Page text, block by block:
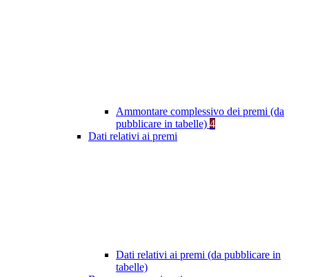
Ammontare complessivo dei premi (da
pubblicare in tabelle) 4
Dati relativi ai premi
Dati relativi ai premi (da pubblicare in
tabelle)